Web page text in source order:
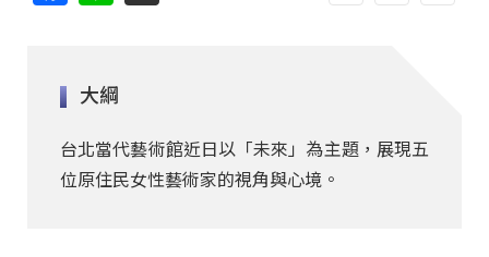
大綱
台北當代藝術館近日以「未來」為主題，展現五
位原住民女性藝術家的視角與心境。